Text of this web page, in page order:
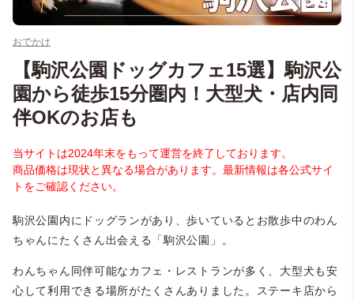
おでかけ
【駒沢公園ドッグカフェ15選】駒沢公
園から徒歩15分圏内！大型犬・店内同
伴OKのお店も
当サイトは2024年末をもって運営を終了しております。
商品価格は現状と異なる場合があります。最新情報は各公式サイ
トをご確認ください。
駒沢公園内にドッグランがあり、歩いているとお散歩中のわん
ちゃんにたくさん出会える「駒沢公園」。
わんちゃん同伴可能なカフェ・レストランが多く、大型犬も安
心して利用できる場所がたくさんありました。ステーキ店から